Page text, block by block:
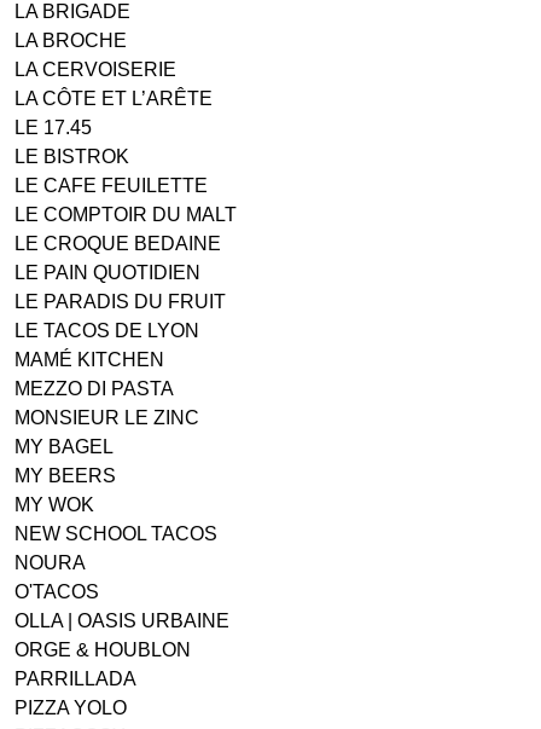
LA BRIGADE
LA BROCHE
LA CERVOISERIE
LA CÔTE ET L’ARÊTE
LE 17.45
LE BISTROK
LE CAFE FEUILETTE
LE COMPTOIR DU MALT
LE CROQUE BEDAINE
LE PAIN QUOTIDIEN
LE PARADIS DU FRUIT
LE TACOS DE LYON
MAMÉ KITCHEN
MEZZO DI PASTA
MONSIEUR LE ZINC
MY BAGEL
MY BEERS
MY WOK
NEW SCHOOL TACOS
NOURA
O'TACOS
OLLA | OASIS URBAINE
ORGE & HOUBLON
PARRILLADA
PIZZA YOLO